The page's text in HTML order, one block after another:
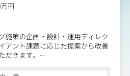
円
施策の企画・設計・運用ディレク
アント課題に応じた提案から改善
だきます。